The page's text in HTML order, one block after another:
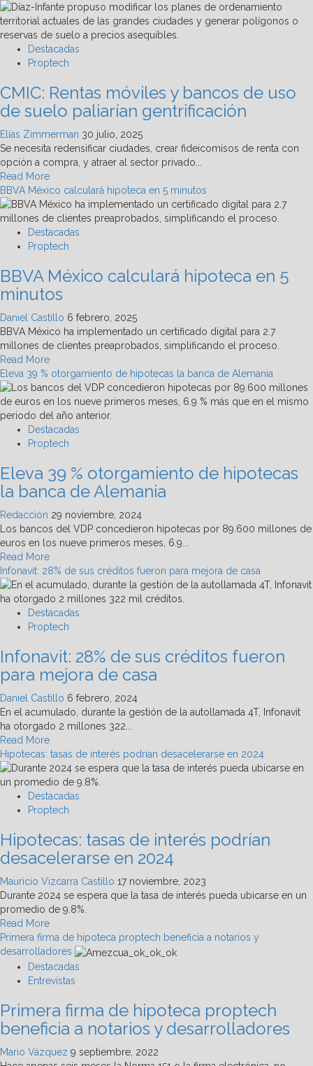
Buen
Fin
Inmobiliario,
6
tips
no
caer
en
un
fraude
Destacadas
Proptech
CMIC: Rentas móviles y bancos de uso
de suelo paliarían gentrificación
Elías Zimmerman 30 julio, 2025
Se necesita redensificar ciudades, crear fideicomisos de renta con
opción a compra, y atraer al sector privado...
Read MoreRead
more
about
CMIC:
Rentas
móviles
bancos
uso
de
suelo
paliarían
gentrificación
BBVA México calculará hipoteca en 5 minutos
Destacadas
Proptech
BBVA México calculará hipoteca en 5
minutos
Daniel Castillo 6 febrero, 2025
BBVA México ha implementado un certificado digital para 2.7
millones de clientes preaprobados, simplificando el proceso.
Read MoreRead
more
about
BBVA
México
calculará
hipoteca
5
minutos
Eleva 39 % otorgamiento de hipotecas la banca de Alemania
Destacadas
Proptech
Eleva 39 % otorgamiento de hipotecas
la banca de Alemania
Redacción 29 noviembre, 2024
Los bancos del VDP concedieron hipotecas por 89.600 millones de
euros en los nueve primeros meses, 6.9...
Read MoreRead
more
about
Eleva
39
%
de
hipotecas
la
banca
de
Alemania
Infonavit: 28% de sus créditos fueron para mejora de casa
Destacadas
Proptech
Infonavit: 28% de sus créditos fueron
para mejora de casa
Daniel Castillo 6 febrero, 2024
En el acumulado, durante la gestión de la autollamada 4T, Infonavit
ha otorgado 2 millones 322...
Read MoreRead
more
about
Infonavit:
28%
de
créditos
fueron
para
mejora
de
casa
Hipotecas: tasas de interés podrían desacelerarse en 2024
Destacadas
Proptech
Hipotecas: tasas de interés podrían
desacelerarse en 2024
Mauricio Vizcarra Castillo 17 noviembre, 2023
Durante 2024 se espera que la tasa de interés pueda ubicarse en un
promedio de 9.8%.
Read MoreRead
more
about
Hipotecas:
tasas
interés
podrían
desacelerarse
en
2024
Primera firma de hipoteca proptech beneficia a notarios y
desarrolladores
Destacadas
Entrevistas
Primera firma de hipoteca proptech
beneficia a notarios y desarrolladores
Mario Vázquez 9 septiembre, 2022